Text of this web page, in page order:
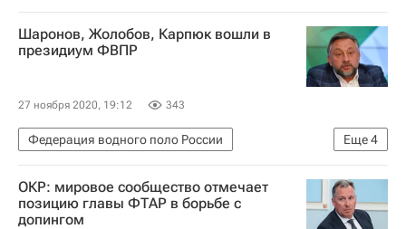
Станислав Поздняков
Шаронов, Жолобов, Карпюк вошли в
президиум ФВПР
27 ноября 2020, 19:12 343
Еще4
Федерация водного поло России
Водные виды
Олег Жолобов
Геннадий Карпюк
Водное поло
ОКР: мировое сообщество отмечает
позицию главы ФТАР в борьбе с
допингом